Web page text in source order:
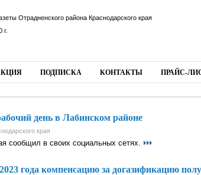
Отрадненского района Краснодарского края
г.
ПОДПИСКА КОНТАКТЫ ПРАЙС-
день в Лабинском районе
края
сообщил в своих социальных сетях.
года компенсацию за догазификацию